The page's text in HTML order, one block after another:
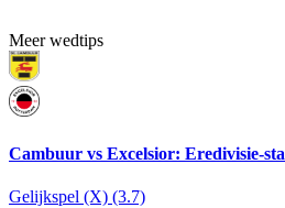
Meer wedtips
Cambuur vs Excelsior: Eredivisie-
Gelijkspel (X) (3.7)